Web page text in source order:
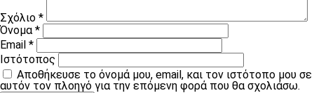
Σχόλιο *
Όνομα*
Email *
Ιστότοπος
Αποθήκευσε το όνομά μου, email, και τον ιστότοπο μου σε
αυτόν τον πλοηγό για την επόμενη φορά που θα σχολιάσω.